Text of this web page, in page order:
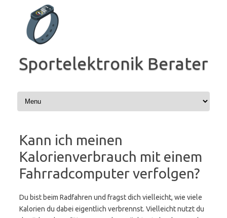
springen
Sportelektronik Berater
Kann ich meinen
Kalorienverbrauch mit einem
Fahrradcomputer verfolgen?
Du bist beim Radfahren und fragst dich vielleicht, wie viele
Kalorien du dabei eigentlich verbrennst. Vielleicht nutzt du